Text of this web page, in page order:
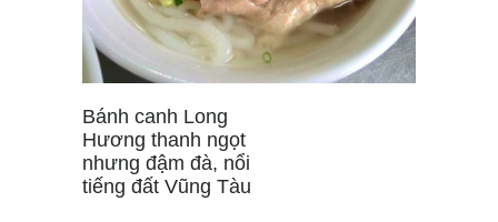
Bánh canh Long
Hương thanh ngọt
nhưng đậm đà, nổi
tiếng đất Vũng Tàu